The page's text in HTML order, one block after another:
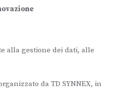
alla gestione dei dati, alle
da TD SYNNEX, in